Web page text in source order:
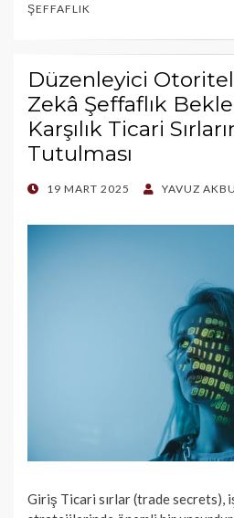
ŞEFFAFLIK
Düzenleyici
Zekâ Şeffaflık
Karşılık Ticari
Tutulması
POSTED
19 MART 2025 YAVUZ
Giriş Ticari sırlar (trade secrets),